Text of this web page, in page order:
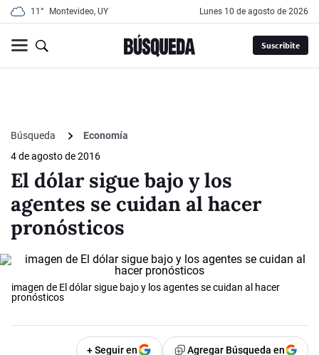
11° Montevideo, UY lunes 10 de agosto de 2026
Suscribite
Búsqueda
Economía
4 de agosto de 2016
El dólar sigue bajo y los
agentes se cuidan al hacer
pronósticos
imagen de El dólar sigue bajo y los agentes se cuidan al hacer
pronósticos
+ Seguir en Agregar Búsqueda en